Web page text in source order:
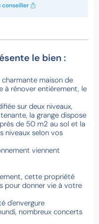
conseiller
le bien :
maison de
à rénover entièrement, le
sur deux niveaux,
la grange dispose
de 50 m2 au sol et la
niveaux selon vos
viennent
cette propriété
pour donner vie à votre
d'envergure
nombreux concerts